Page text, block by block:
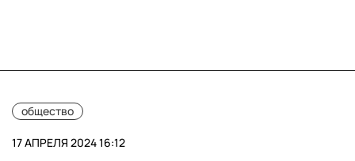
общество
17 АПРЕЛЯ 2024 16:12